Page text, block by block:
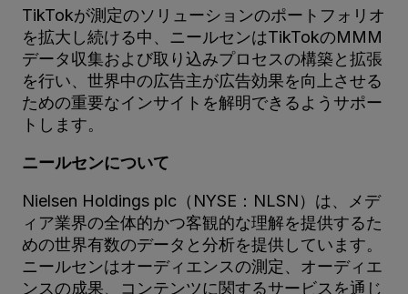
TikTokが測定のソリューションのポートフォリオ
を拡大し続ける中、ニールセンはTikTokのMMM
データ収集および取り込みプロセスの構築と拡張
を行い、世界中の広告主が広告効果を向上させる
ための重要なインサイトを解明できるようサポー
トします。
ニールセンについて
Nielsen Holdings plc（NYSE：NLSN）は、メデ
ィア業界の全体的かつ客観的な理解を提供するた
めの世界有数のデータと分析を提供しています。
ニールセンはオーディエンスの測定、オーディエ
ンスの成果、コンテンツに関するサービスを通じ